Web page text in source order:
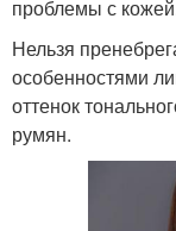
проблемы с
Нельзя
особенностями
оттенок
румян.